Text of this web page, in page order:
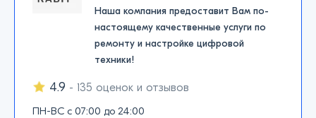
Наша компания предоставит Вам по-
настоящему качественные услуги по
ремонту и настройке цифровой
техники!
4.9 - 135 оценок и отзывов
ПН-ВС с 07:00 до 24:00